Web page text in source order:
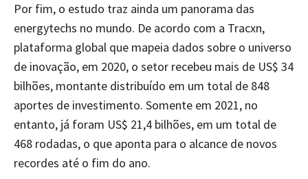
Por fim, o estudo traz ainda um panorama das
energytechs no mundo. De acordo com a Tracxn,
plataforma global que mapeia dados sobre o universo
de inovação, em 2020, o setor recebeu mais de US$ 34
bilhões, montante distribuído em um total de 848
aportes de investimento. Somente em 2021, no
entanto, já foram US$ 21,4 bilhões, em um total de
468 rodadas, o que aponta para o alcance de novos
recordes até o fim do ano.